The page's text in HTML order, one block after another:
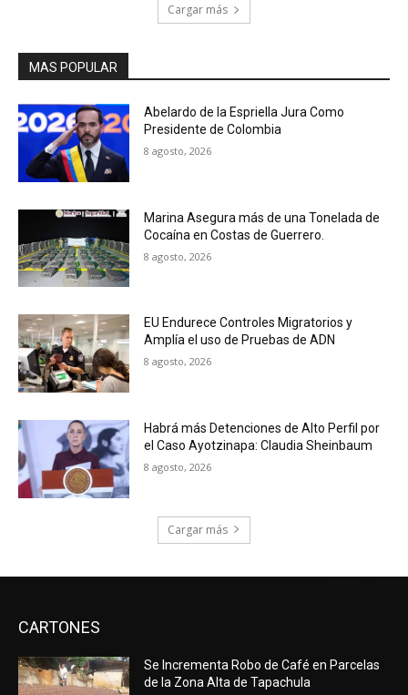
Cargar más
MAS POPULAR
Abelardo de la Espriella Jura Como
Presidente de Colombia
8 agosto, 2026
Marina Asegura más de una Tonelada de
Cocaína en Costas de Guerrero.
8 agosto, 2026
EU Endurece Controles Migratorios y
Amplía el uso de Pruebas de ADN
8 agosto, 2026
Habrá más Detenciones de Alto Perfil por
el Caso Ayotzinapa: Claudia Sheinbaum
8 agosto, 2026
Cargar más
CARTONES
Se Incrementa Robo de Café en Parcelas
de la Zona Alta de Tapachula